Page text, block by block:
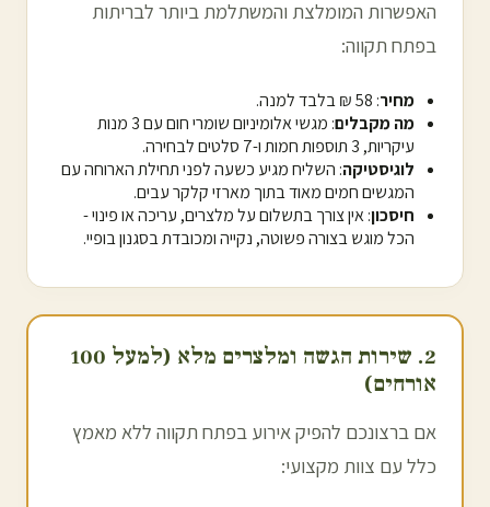
האפשרות המומלצת והמשתלמת ביותר לבריתות
בפתח תקווה:
מחיר: 58 ₪ בלבד למנה.
מה מקבלים
: מגשי אלומיניום שומרי חום עם 3 מנות
עיקריות, 3 תוספות חמות ו-7 סלטים לבחירה.
לוגיסטיקה: השליח מגיע כשעה לפני תחילת הארוחה עם
המגשים חמים מאוד בתוך מארזי קלקר עבים.
חיסכון: אין צורך בתשלום על מלצרים, עריכה או פינוי -
הכל מוגש בצורה פשוטה, נקייה ומכובדת בסגנון בופיי.
2. שירות הגשה ומלצרים מלא (למעל 100
אורחים)
אם ברצונכם להפיק אירוע בפתח תקווה ללא מאמץ
כלל עם צוות מקצועי: